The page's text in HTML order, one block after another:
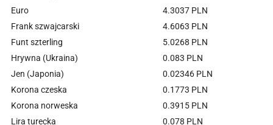
Euro
4.3037 PLN
Frank szwajcarski
4.6063 PLN
Funt szterling
5.0268 PLN
Hrywna (Ukraina)
0.083 PLN
Jen (Japonia)
0.02346 PLN
Korona czeska
0.1773 PLN
Korona norweska
0.3915 PLN
Lira turecka
0.078 PLN